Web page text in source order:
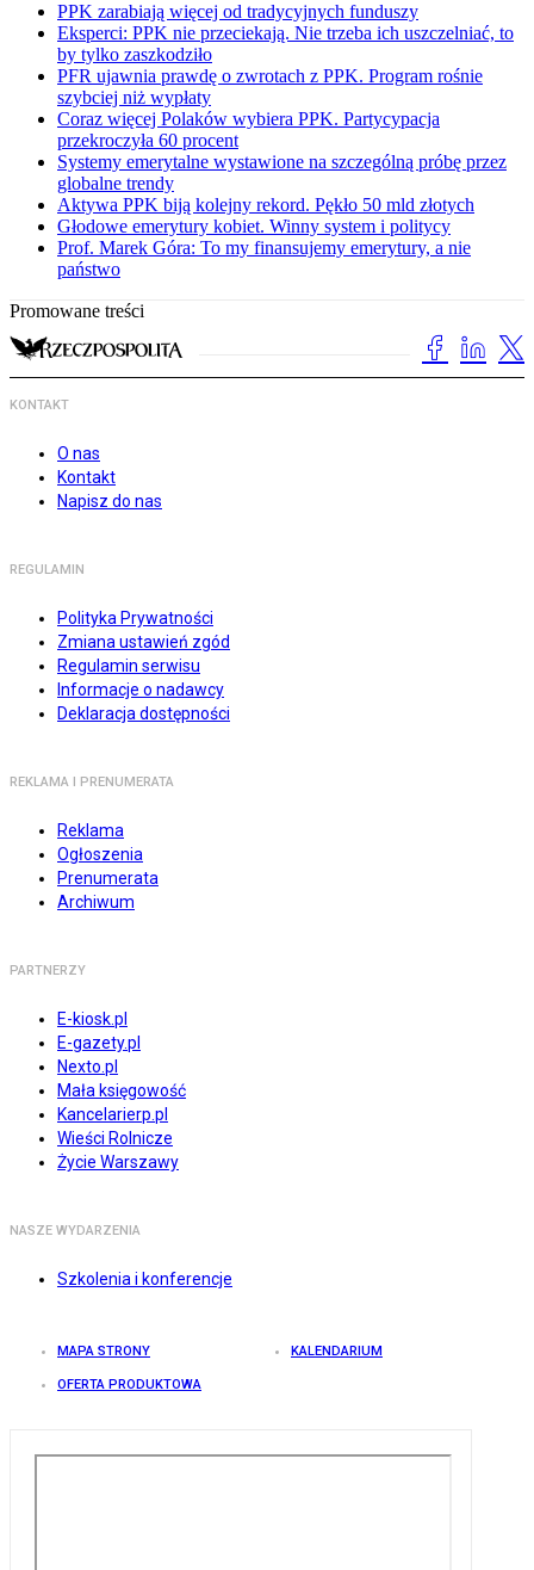
PPK zarabiają więcej od tradycyjnych funduszy
Eksperci: PPK nie przeciekają. Nie trzeba ich uszczelniać, to
by tylko zaszkodziło
PFR ujawnia prawdę o zwrotach z PPK. Program rośnie
szybciej niż wypłaty
Coraz więcej Polaków wybiera PPK. Partycypacja
przekroczyła 60 procent
Systemy emerytalne wystawione na szczególną próbę przez
globalne trendy
Aktywa PPK biją kolejny rekord. Pękło 50 mld złotych
Głodowe emerytury kobiet. Winny system i politycy
Prof. Marek Góra: To my finansujemy emerytury, a nie
państwo
Promowane treści
KONTAKT
O nas
Kontakt
Napisz do nas
REGULAMIN
Polityka Prywatności
Zmiana ustawień zgód
Regulamin serwisu
Informacje o nadawcy
Deklaracja dostępności
REKLAMA I PRENUMERATA
Reklama
Ogłoszenia
Prenumerata
Archiwum
PARTNERZY
E-kiosk.pl
E-gazety.pl
Nexto.pl
Mała księgowość
Kancelarierp.pl
Wieści Rolnicze
Życie Warszawy
NASZE WYDARZENIA
Szkolenia i konferencje
MAPA STRONY KALENDARIUM
OFERTA PRODUKTOWA